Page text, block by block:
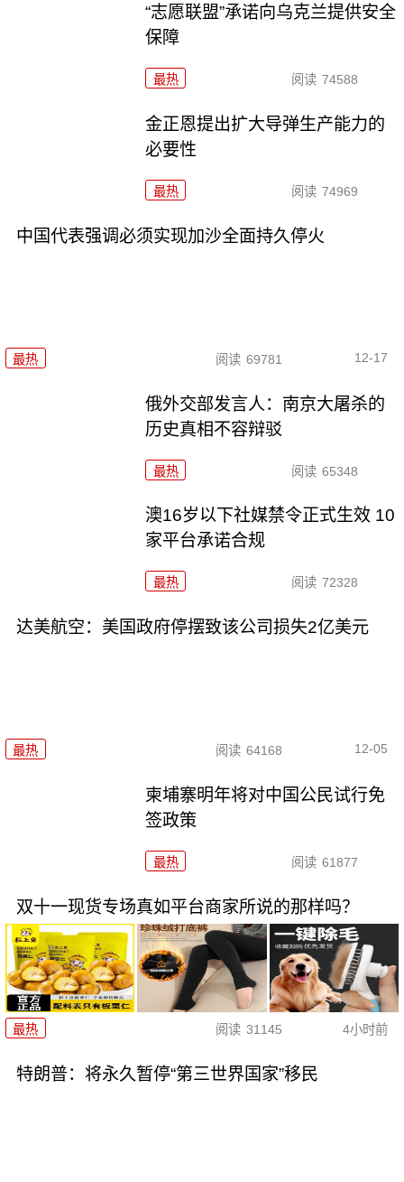
“志愿联盟”承诺向乌克兰提供安全
保障
最热 阅读 74588
金正恩提出扩大导弹生产能力的
必要性
最热 阅读 74969
中国代表强调必须实现加沙全面持久停火
最热 阅读 69781 12-17
俄外交部发言人：南京大屠杀的
历史真相不容辩驳
最热 阅读 65348
澳16岁以下社媒禁令正式生效 10
家平台承诺合规
最热 阅读 72328
达美航空：美国政府停摆致该公司损失2亿美元
最热 阅读 64168 12-05
柬埔寨明年将对中国公民试行免
签政策
最热 阅读 61877
双十一现货专场真如平台商家所说的那样吗？
最热 阅读 31145 4小时前
特朗普：将永久暂停“第三世界国家”移民